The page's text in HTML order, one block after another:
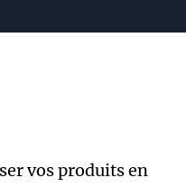
vos produits en